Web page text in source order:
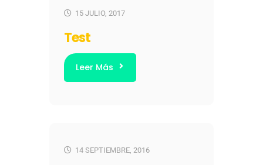
15 JULIO, 2017
Test
Leer Más
14 SEPTIEMBRE, 2016